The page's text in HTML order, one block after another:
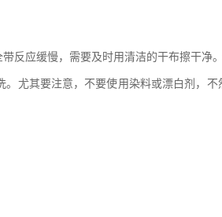
应缓慢，需要及时用清洁的干布擦干净
尤其要注意，不要使用染料或漂白剂，